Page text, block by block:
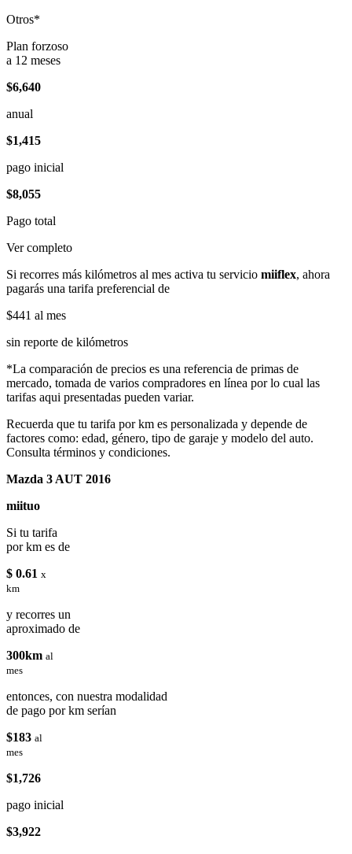
Otros*
Plan forzoso
a 12 meses
$6,640
anual
$1,415
pago inicial
$8,055
Pago total
Ver completo
Si recorres más kilómetros al mes activa tu servicio miiflex, ahora
pagarás una tarifa preferencial de
$441 al mes
sin reporte de kilómetros
*La comparación de precios es una referencia de primas de
mercado, tomada de varios compradores en línea por lo cual las
tarifas aqui presentadas pueden variar.
Recuerda que tu tarifa por km es personalizada y depende de
factores como: edad, género, tipo de garaje y modelo del auto.
Consulta términos y condiciones.
Mazda 3 AUT 2016
miituo
Si tu tarifa
por km es de
$ 0.61 x
km
y recorres un
aproximado de
300km al
mes
entonces, con nuestra modalidad
de pago por km serían
$183 al
mes
$1,726
pago inicial
$3,922